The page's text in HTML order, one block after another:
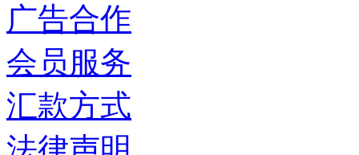
广告合作
会员服务
汇款方式